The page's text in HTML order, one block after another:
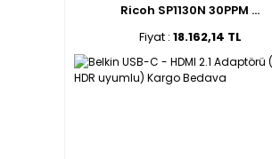
Ricoh SP1130N 30PPM ...
Fiyat : 18.162,14 TL